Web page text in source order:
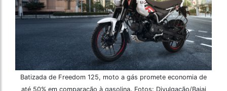
Batizada de Freedom 125, moto a gás promete economia de
até 50% em comparação à gasolina. Fotos: Divulgação/Bajaj